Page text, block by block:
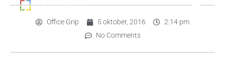
Office Grip 5 oktober, 2016
2:14 pm
No Comments